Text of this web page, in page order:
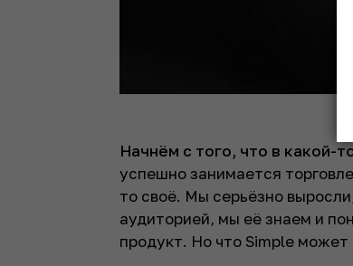
Начнём с того, что в какой-
успешно занимается
то своё. Мы серьёзно
аудиторией, мы её знаем и
продукт. Но что Simple может